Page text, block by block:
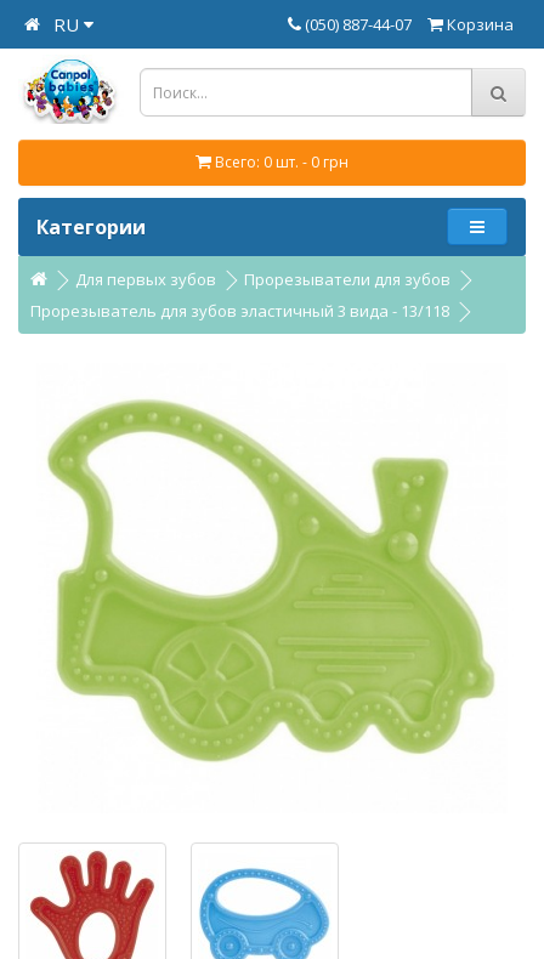
RU Корзина
(050) 887-44-07
Всего: 0 шт. - 0 грн
Категории
Для первых зубов
Прорезыватели для зубов
Прорезыватель для зубов эластичный 3 вида - 13/118